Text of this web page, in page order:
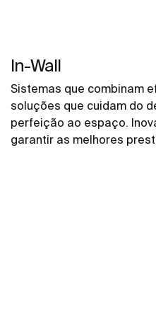
In-Wall
Sistemas que combinam
soluções que cuidam do
perfeição ao espaço.
garantir as melhores